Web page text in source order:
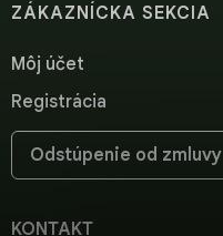
ZÁKAZNÍCKA SEKCIA
Môj účet
Registrácia
Odstúpenie od zmluvy
KONTAKT